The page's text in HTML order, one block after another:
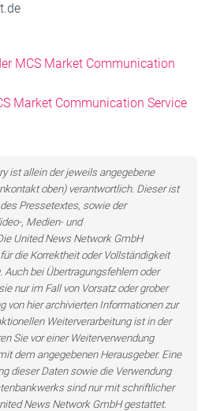
MCS Market Communication
Market Communication Service
ist allein der jeweils angegebene
oben) verantwortlich. Dieser ist
Pressetextes, sowie der
, Medien- und
United News Network GmbH
die Korrektheit oder Vollständigkeit
bei Übertragungsfehlern oder
nur im Fall von Vorsatz oder grober
von hier archivierten Informationen zur
Weiterverarbeitung ist in der
Sie vor einer Weiterverwendung
dem angegebenen Herausgeber. Eine
dieser Daten sowie die Verwendung
sind nur mit schriftlicher
News Network GmbH gestattet.